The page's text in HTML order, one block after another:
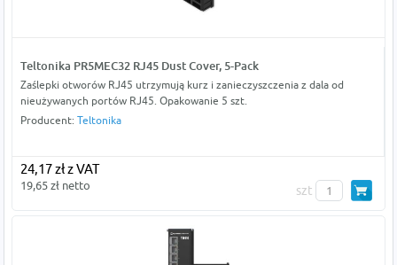
Teltonika PR5MEC32 RJ45 Dust Cover, 5-Pack
Zaślepki otworów RJ45 utrzymują kurz i zanieczyszczenia z dala od
nieużywanych portów RJ45. Opakowanie 5 szt.
Producent: Teltonika
24,17 zł z VAT
19,65 zł netto szt